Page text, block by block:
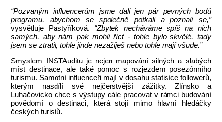
“Pozvaným influencerům jsme dali jen pár pevných bodů
programu, abychom se společně potkali a poznali se,”
vysvětluje Pastyříková. “Zbytek necháváme spíš na nich
samých, aby nám pak mohli říct - tohle bylo skvělé, tady
jsem se ztratil, tohle jinde nezažiješ nebo tohle mají všude.”
Smyslem INSTAuditu je nejen mapování silných a slabých
míst destinace, ale také pomoc s rozjezdem posezónního
turismu. Samotní influenceři mají v dosahu statisíce followerů,
kterým nasdílí své nejčerstvější zážitky. Zlínsko a
Luhačovicko chce s výstupy dále pracovat v rámci budování
povědomí o destinaci, která stojí mimo hlavní hledáčky
českých turistů.